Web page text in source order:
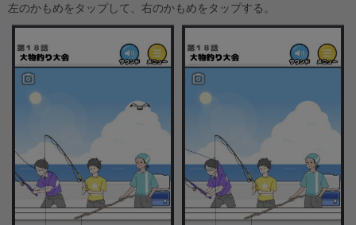
左のかもめをタップして、右のかもめをタップする。